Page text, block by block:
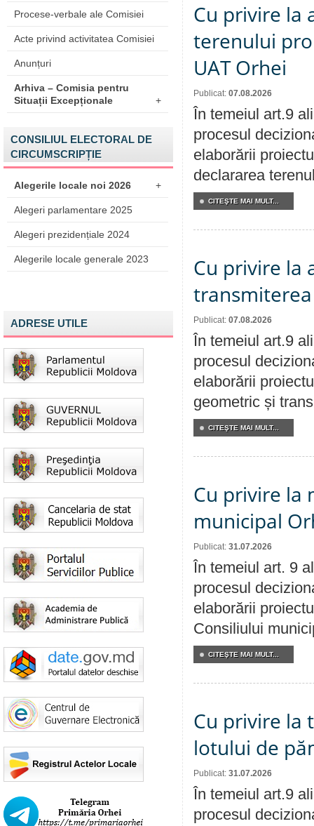
Procese-verbale ale Comisiei
Acte privind activitatea Comisiei
Anunțuri
Arhiva – Comisia pentru
Situații Excepționale
+
CONSILIUL ELECTORAL DE
CIRCUMSCRIPȚIE
Alegerile locale noi 2026 +
Alegeri parlamentare 2025
Alegeri prezidențiale 2024
Alegerile locale generale 2023
ADRESE UTILE
Cu privire la
terenului
UAT Orhei
Publicat: 07.08.2026
În temeiul art.9
procesul
elaborării
declararea
CITEŞTE MAI MULT...
Cu privire la
Publicat: 07.08.2026
În temeiul art.9
procesul
elaborării
geometric și
CITEŞTE MAI MULT...
Cu privire la
municipal
Publicat: 31.07.2026
În temeiul art. 9
procesul
elaborării
Consiliului
CITEŞTE MAI MULT...
Cu privire la
lotului de
Publicat: 31.07.2026
În temeiul art.9
procesul